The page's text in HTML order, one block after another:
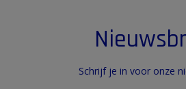
Schrijf je in voor onze